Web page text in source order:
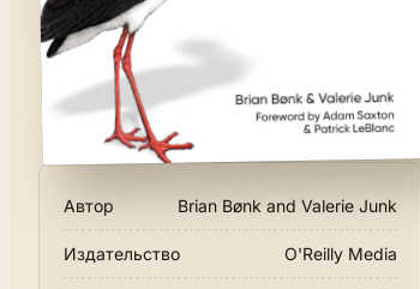
Автор Brian Bønk and Valerie Junk
Издательство O'Reilly Media